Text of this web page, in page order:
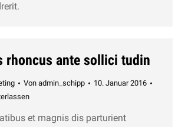
rhoncus ante sollici tudin
Von admin_schipp
10. Januar 2016
et magnis dis parturient